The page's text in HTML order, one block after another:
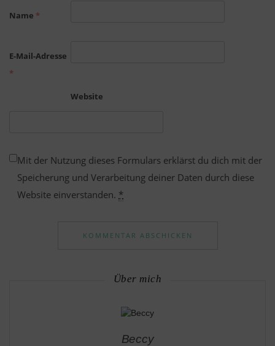
Name *
E-Mail-Adresse
*
Website
Mit der Nutzung dieses Formulars erklärst du dich mit der
Speicherung und Verarbeitung deiner Daten durch diese
Website einverstanden. *
Über mich
Beccy